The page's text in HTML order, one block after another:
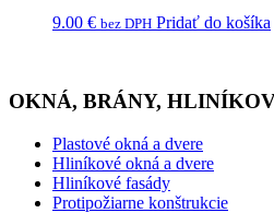
9.00 € bez DPH Pridať do košíka
OKNÁ, BRÁNY,
Plastové okná a dvere
Hliníkové okná a dvere
Hliníkové fasády
Protipožiarne konštrukcie